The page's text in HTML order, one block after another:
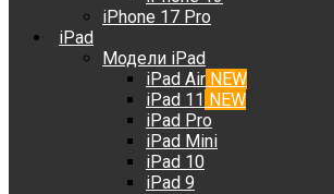
iPhone 17 Pro
iPad
Модели iPad
iPad Air NEW
iPad 11 NEW
iPad Pro
iPad Mini
iPad 10
iPad 9